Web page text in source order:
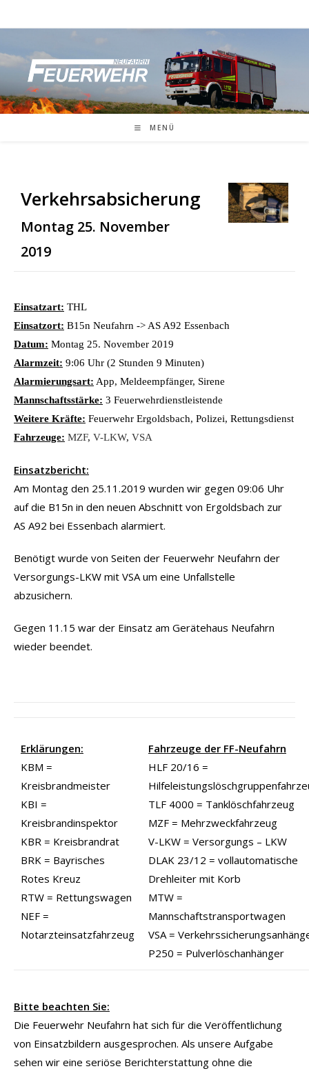
Inhalt
MENÜ
Verkehrsabsicherung
Montag 25. November
2019
Einsatzart: THL
Einsatzort: B15n Neufahrn -> AS A92 Essenbach
Datum: Montag 25. November 2019
Alarmzeit: 9:06 Uhr (2 Stunden 9 Minuten)
Alarmierungsart: App, Meldeempfänger, Sirene
Mannschaftsstärke: 3 Feuerwehrdienstleistende
Weitere Kräfte: Feuerwehr Ergoldsbach, Polizei, Rettungsdienst
Fahrzeuge: MZF, V-LKW, VSA
Einsatzbericht:
Am Montag den 25.11.2019 wurden wir gegen 09:06 Uhr
auf die B15n in den neuen Abschnitt von Ergoldsbach zur
AS A92 bei Essenbach alarmiert.
Benötigt wurde von Seiten der Feuerwehr Neufahrn der
Versorgungs-LKW mit VSA um eine Unfallstelle
abzusichern.
Gegen 11.15 war der Einsatz am Gerätehaus Neufahrn
wieder beendet.
Erklärungen:
KBM =
Kreisbrandmeister
KBI =
Kreisbrandinspektor
KBR = Kreisbrandrat
BRK = Bayrisches
Rotes Kreuz
RTW = Rettungswagen
NEF =
Notarzteinsatzfahrzeug
Fahrzeuge der FF-Neufahrn
HLF 20/16 =
TLF 4000 = Tanklöschfahrzeug
MZF = Mehrzweckfahrzeug
V-LKW = Versorgungs – LKW
DLAK 23/12 = vollautomatische
Drehleiter mit Korb
MTW =
Mannschaftstransportwagen
VSA =
P250 = Pulverlöschanhänger
Bitte beachten Sie:
Die Feuerwehr Neufahrn hat sich für die Veröffentlichung
von Einsatzbildern ausgesprochen. Als unsere Aufgabe
sehen wir eine seriöse Berichterstattung ohne die